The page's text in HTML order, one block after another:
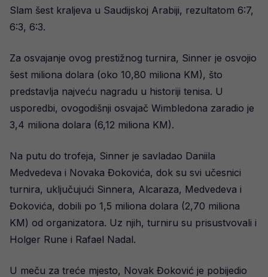
Slam šest kraljeva u Saudijskoj Arabiji, rezultatom 6:7,
6:3, 6:3.
Za osvajanje ovog prestižnog turnira, Sinner je osvojio
šest miliona dolara (oko 10,80 miliona KM), što
predstavlja najveću nagradu u historiji tenisa. U
usporedbi, ovogodišnji osvajač Wimbledona zaradio je
3,4 miliona dolara (6,12 miliona KM).
Na putu do trofeja, Sinner je savladao Daniila
Medvedeva i Novaka Đokovića, dok su svi učesnici
turnira, uključujući Sinnera, Alcaraza, Medvedeva i
Đokovića, dobili po 1,5 miliona dolara (2,70 miliona
KM) od organizatora. Uz njih, turniru su prisustvovali i
Holger Rune i Rafael Nadal.
U meču za treće mjesto, Novak Đoković je pobijedio